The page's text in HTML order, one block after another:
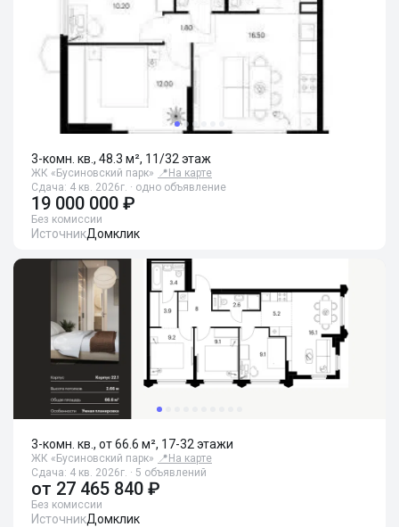
3-комн. кв., 48.3 м², 11/32 этаж
ЖК «Бусиновский парк» 📍 На карте
Сдача: 4 кв. 2026г. · одно объявление
19 000 000 ₽
Без комиссии
ИсточникДомклик
3-комн. кв., от 66.6 м², 17-32 этажи
ЖК «Бусиновский парк» 📍 На карте
Сдача: 4 кв. 2026г. · 5 объявлений
от 27 465 840 ₽
Без комиссии
ИсточникДомклик